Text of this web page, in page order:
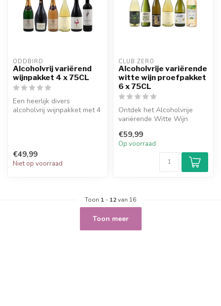
ODDBIRD
Alcoholvrij variërend
wijnpakket 4 x 75CL
Een heerlijk divers
alcoholvrij wijnpakket met 4
€49,99
Niet op voorraad
CLUB ZERO
Alcoholvrije variërende
witte wijn proefpakket
6 x 75CL
Ontdek het Alcoholvrije
variërende Witte Wijn
laat je me...
€59,99
Op voorraad
Toon 1 - 12van 16
Toon meer